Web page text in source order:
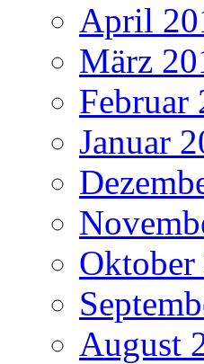
April
März
Februar
Januar
Oktober
August